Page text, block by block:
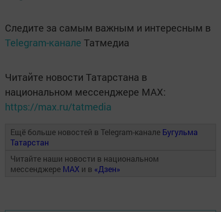
Следите за самым важным и интересным в
Telegram-канале Татмедиа
Читайте новости Татарстана в
национальном мессенджере MАХ:
https://max.ru/tatmedia
Ещё больше новостей в Telegram-канале Бугульма
Татарстан
Читайте наши новости в национальном
мессенджере MAX и в «Дзен»